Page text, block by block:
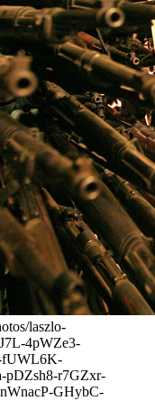
laszlo-
4pWZe3-
fUWL6K-
pDZsh8-r7GZxr-
GHybC-